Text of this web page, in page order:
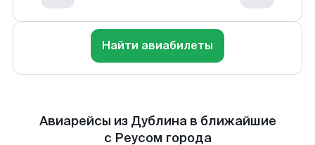
Найти авиабилеты
Авиарейсы из Дублина в ближайшие
с Реусом города